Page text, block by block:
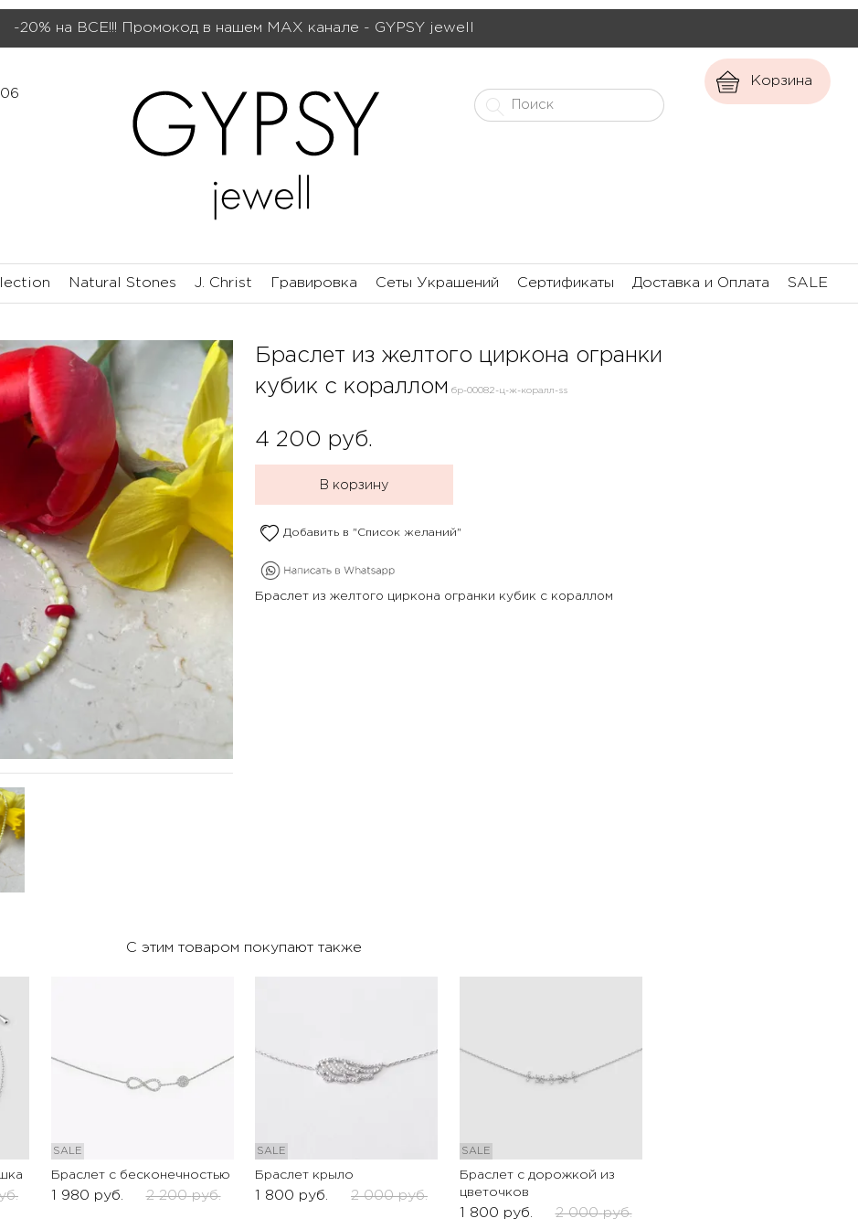
-20% на ВСЕ!!! Промокод в нашем МАХ канале - GYPSY jewell
Корзина
Natural Stones J. Christ Гравировка Сеты Украшений Сертификаты Доставка и Оплата SALE
Браслет из желтого циркона огранки
кубик с кораллом бр-00082-ц-ж-коралл-ss
4 200 руб.
В корзину
Добавить в "Список желаний"
Браслет из желтого циркона огранки кубик с кораллом
С этим товаром покупают также
SALE
Браслет с бесконечностью
1 980 руб. 2 200 руб.
SALE
Браслет крыло
1 800 руб. 2 000 руб.
SALE
Браслет с дорожкой из
цветочков
1 800 руб. 2 000 руб.